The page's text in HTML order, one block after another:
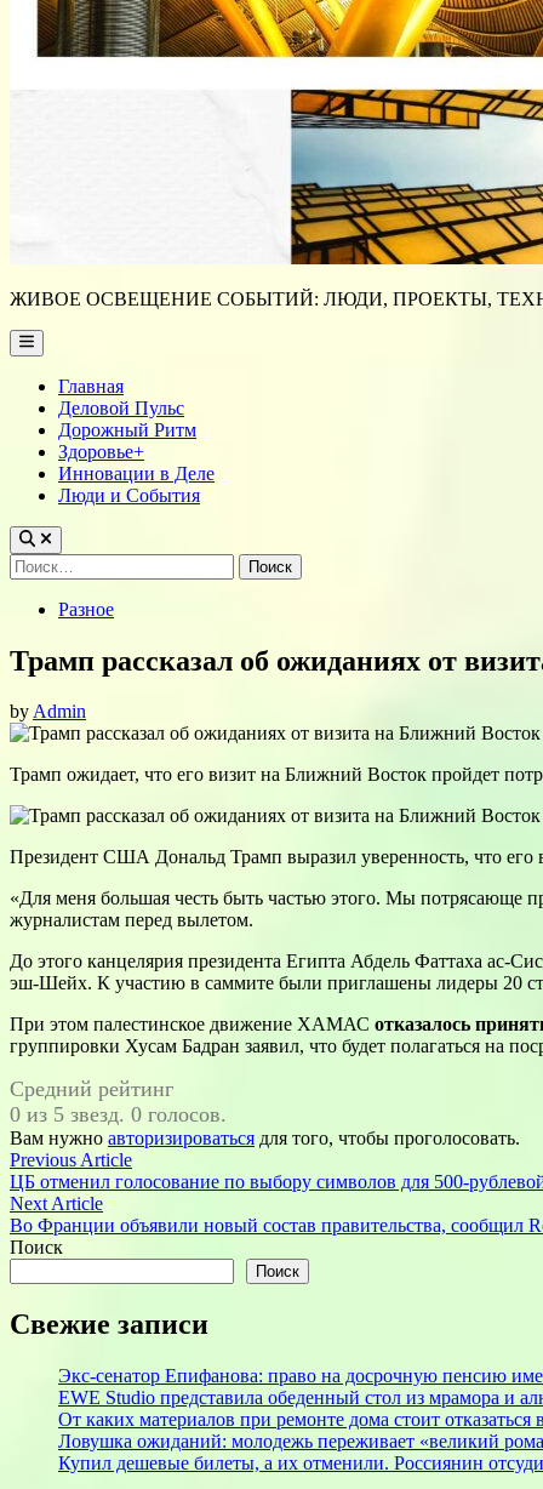
ЖИВОЕ ОСВЕЩЕНИЕ СОБЫТИЙ: ЛЮДИ, ПРОЕКТЫ,
Main
Menu
Главная
Деловой Пульс
Дорожный Ритм
Здоровье+
Инновации в Деле
Люди и События
Найти:
PostedРазное
Трамп рассказал об ожиданиях от
byAdmin
Трамп ожидает, что его визит на Ближний Восток пройдет
Президент США Дональд Трамп выразил уверенность, что
«Для меня большая честь быть частью этого. Мы потрясающе
журналистам перед вылетом.
До этого канцелярия президента Египта Абдель Фаттаха ас-
эш-Шейх. К участию в саммите были приглашены лидеры 20
При этом палестинское движение ХАМАС отказалось
группировки Хусам Бадран заявил, что будет полагаться на
Средний рейтинг
0 из 5 звезд. 0 голосов.
Вам нужно авторизироваться для того, чтобы проголосовать.
Навигация
по
записям
Previous ArticlePrevious
article:
ЦБ отменил голосование по выбору символов для 500-
Next ArticleNext
article:
Во Франции объявили новый состав правительства, сообщил
Поиск
Поиск
Свежие записи
Экс-сенатор Епифанова: право на досрочную пенсию
EWE Studio представила обеденный стол из мрамора и
От каких материалов при ремонте дома стоит отказаться
Ловушка ожиданий: молодежь переживает «великий
Купил дешевые билеты, а их отменили. Россиянин